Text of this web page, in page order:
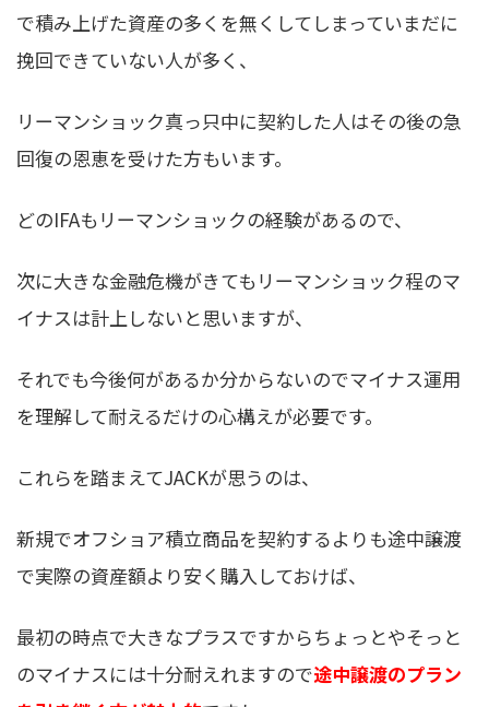
で積み上げた資産の多くを無くしてしまっていまだに
挽回できていない人が多く、
リーマンショック真っ只中に契約した人はその後の急
回復の恩恵を受けた方もいます。
どのIFAもリーマンショックの経験があるので、
次に大きな金融危機がきてもリーマンショック程のマ
イナスは計上しないと思いますが、
それでも今後何があるか分からないのでマイナス運用
を理解して耐えるだけの心構えが必要です。
これらを踏まえてJACKが思うのは、
新規でオフショア積立商品を契約するよりも途中譲渡
で実際の資産額より安く購入しておけば、
最初の時点で大きなプラスですからちょっとやそっと
のマイナスには十分耐えれますので途中譲渡のプラン